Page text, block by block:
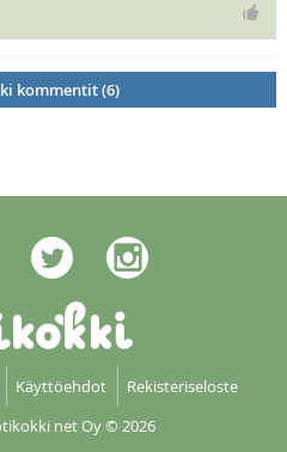
kommentit (6)
Käyttöehdot
Rekisteriseloste
net Oy© 2026